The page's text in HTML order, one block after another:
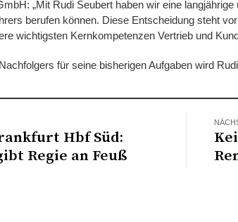
„Mit Rudi Seubert haben wir eine
berufen können. Diese Entscheidung steht
wichtigsten Kernkompetenzen Vertrieb und
für seine bisherigen Aufgaben wird
Hbf Süd:
Regie an Feuß